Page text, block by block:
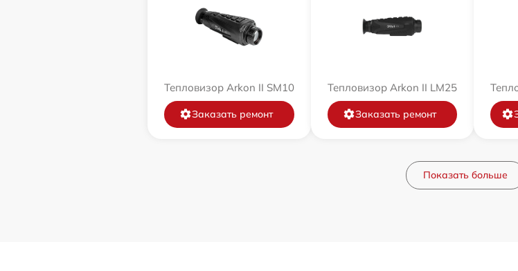
Тепловизор Arkon II SM10
Заказать ремонт
Тепловизор Arkon II LM25
Заказать ремонт
Показать больше